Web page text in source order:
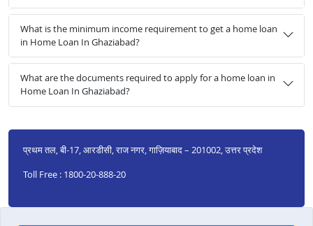
What is the minimum income requirement to get a home loan
in Home Loan In Ghaziabad?
What are the documents required to apply for a home loan in
Home Loan In Ghaziabad?
प्रथम तल, बी-17, आरडीसी, राज नगर, गाज़ियाबाद – 201002, उत्तर प्रदेश
Toll Free : 1800-20-888-20